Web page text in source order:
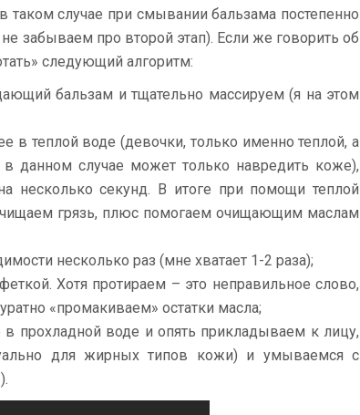
таком случае при смывании бальзама постепенно
забываем про второй этап). Если же говорить об
следующий алгоритм:
бальзам и тщательно массируем (я на этом
в теплой воде (девочки, только именно теплой, а
в данном случае может только навредить коже),
несколько секунд. В итоге при помощи теплой
грязь, плюс помогаем очищающим маслам
несколько раз (мне хватает 1-2 раза);
Хотя протираем – это неправильное слово,
«промакиваем» остатки масла;
прохладной воде и опять прикладываем к лицу,
для жирных типов кожи) и умываемся с